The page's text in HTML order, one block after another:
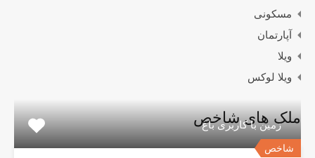
مسکونی
آپارتمان
ویلا
ویلا لوکس
ملک های شاخص
شاخص
زمین با کاربری باغ